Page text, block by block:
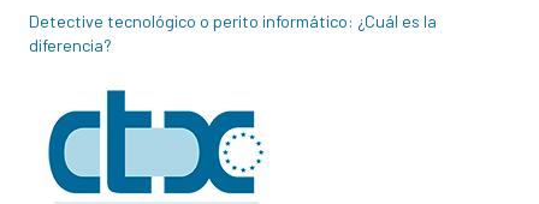
Detective tecnológico o perito informático: ¿Cuál es la
diferencia?